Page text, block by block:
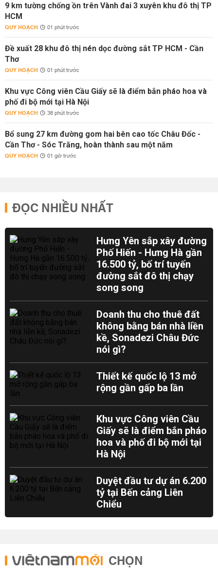
9 km tường chống ồn trên Vành đai 3 xuyên khu đô thị TP
HCM
QUY HOẠCH 01 phút trước
Đề xuất 28 khu đô thị nén dọc đường sắt TP HCM - Cần
Thơ
QUY HOẠCH 01 phút trước
Khu vực Công viên Cầu Giấy sẽ là điểm bắn pháo hoa và
phố đi bộ mới tại Hà Nội
QUY HOẠCH 38 phút trước
Bổ sung 27 km đường gom hai bên cao tốc Châu Đốc -
Cần Thơ - Sóc Trăng, hoàn thành sau một năm
QUY HOẠCH 01 giờ trước
ĐỌC NHIỀU NHẤT
Hưng Yên sắp xây đường
Phố Hiến - Hưng Hà gần
16.500 tỷ, bố trí tuyến
đường sắt đô thị chạy
song song
Doanh thu cho thuê đất
không bằng bán nhà liền
kề, Sonadezi Châu Đức
nói gì?
Thiết kế quốc lộ 13 mở
rộng gần gấp ba lần
Khu vực Công viên Cầu
Giấy sẽ là điểm bắn pháo
hoa và phố đi bộ mới tại
Hà Nội
Duyệt đầu tư dự án 6.200
tỷ tại Bến cảng Liên
Chiểu
CHỌN